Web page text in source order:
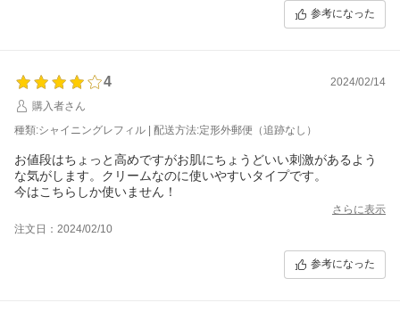
参考になった
4
2024/02/14
購入者さん
種類:シャイニングレフィル | 配送方法:定形外郵便（追跡なし）
お値段はちょっと高めですがお肌にちょうどいい刺激があるよう
な気がします。クリームなのに使いやすいタイプです。
今はこちらしか使いません！
さらに表示
注文日：2024/02/10
参考になった